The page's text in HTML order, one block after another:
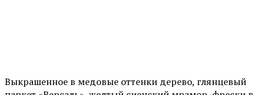
Выкрашенное в медовые оттенки дерево, глянцевый